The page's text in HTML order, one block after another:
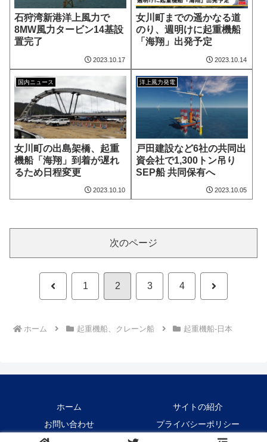
⽯狩湾新港洋上風⼒で
8MW風力タービン14基設
置完了
2023.10.17
女川町までの遥かなる道
のり、週明けに起重機船
「海翔」出発予定
2023.10.14
国内ニュース
女川町の出島架橋、起重
機船「海翔」到着が遅れ
るため日程変更
2023.10.10
洋上風力発電
戸田建設など6社の共同出
資会社で1,300トン吊り
SEP船 共同保有へ
2023.10.05
次のページ
前 1 2 3 4 次
ホーム 起重機船、クレーン船 起重機船-日本
ホーム
サイトの紹介
お問い合わせ
プライバシーポリシー